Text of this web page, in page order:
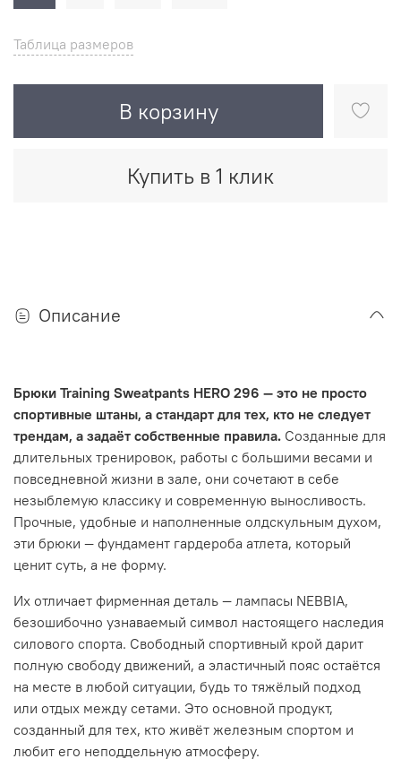
Таблица размеров
В корзину
Купить в 1 клик
Описание
Брюки Training Sweatpants HERO 296 — это не просто
спортивные штаны, а стандарт для тех, кто не следует
трендам, а задаёт собственные правила. Созданные для
длительных тренировок, работы с большими весами и
повседневной жизни в зале, они сочетают в себе
незыблемую классику и современную выносливость.
Прочные, удобные и наполненные олдскульным духом,
эти брюки — фундамент гардероба атлета, который
ценит суть, а не форму.
Их отличает фирменная деталь — лампасы NEBBIA,
безошибочно узнаваемый символ настоящего наследия
силового спорта. Свободный спортивный крой дарит
полную свободу движений, а эластичный пояс остаётся
на месте в любой ситуации, будь то тяжёлый подход
или отдых между сетами. Это основной продукт,
созданный для тех, кто живёт железным спортом и
любит его неподдельную атмосферу.